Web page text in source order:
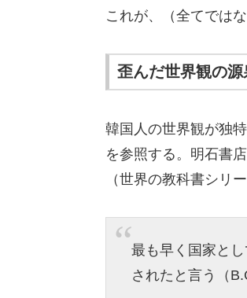
これが、（全てでは
歪んだ世界観の
韓国人の世界観が独
を参照する。明石書
（世界の教科書シリ
最も早く国家と
されたと言う（